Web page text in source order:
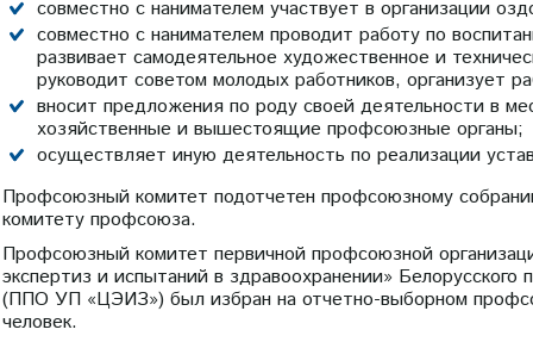
совместно с нанимателем участвует в организации
совместно с нанимателем проводит работу по
развивает самодеятельное художественное и
руководит советом молодых работников, организует
вносит предложения по роду своей деятельности в
хозяйственные и вышестоящие профсоюзные органы;
осуществляет иную деятельность по реализации
Профсоюзный комитет подотчетен профсоюзному
комитету профсоюза.
Профсоюзный комитет первичной профсоюзной
экспертиз и испытаний в здравоохранении»
(ППО УП «ЦЭИЗ») был избран на отчетно-выборном
человек.